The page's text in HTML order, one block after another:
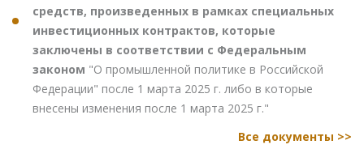
средств, произведенных в рамках специальных
инвестиционных контрактов, которые
заключены в соответствии с Федеральным
законом "О промышленной политике в Российской
Федерации" после 1 марта 2025 г. либо в которые
внесены изменения после 1 марта 2025 г."
Все документы >>